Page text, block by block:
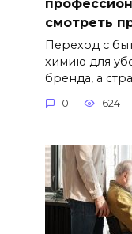
смотреть
Переход с
химию для
бренда, а
0 624